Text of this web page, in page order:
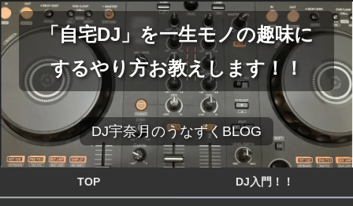
「自宅DJ」を一生モノの趣味に
するやり方お教えします！！
DJ宇奈月のうなずくBLOG
TOP DJ入門！！